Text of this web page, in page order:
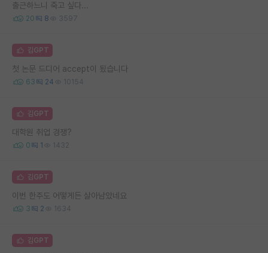
출근하느니 죽고 싶다...
20 8 3597
김GPT
첫 논문 드디어 accept이 됬습니다
63 24 10154
김GPT
대학원 취업 경쟁?
0 1 1432
김GPT
이번 한주도 어떻게든 살아남았네요
3 2 1634
김GPT